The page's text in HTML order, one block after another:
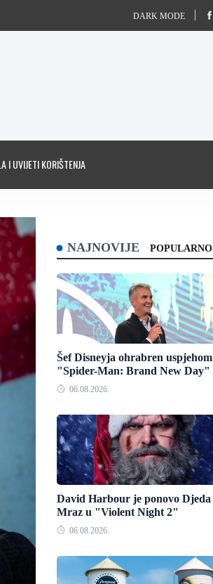
DARK MODE
I UVIJETI KORIŠTENJA
NAJNOVIJE POPULARNO
Šef Disneyja ohrabren uspjehom
"Spider-Man: Brand New Day"
06.08.2026.
David Harbour je ponovo Djeda
Mraz u "Violent Night 2"
06.08.2026.